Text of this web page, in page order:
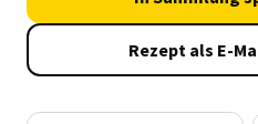
Rezept als E-